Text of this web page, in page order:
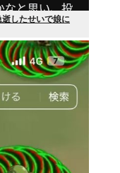
したせいで娘に